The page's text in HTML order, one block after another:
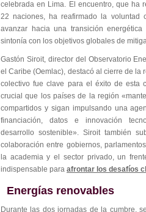
celebrada en Lima. El encuentro, que ha
22 naciones, ha reafirmado la voluntad
avanzar hacia una transición
sintonía con los objetivos globales de
Gastón Siroit, director del Observatorio
el Caribe (Oemlac), destacó al cierre de la
colectivo fue clave para el éxito de esta
crucial que los países de la región
compartidos y sigan impulsando una
financiación, datos e innovación
desarrollo sostenible». Siroit también
colaboración entre gobiernos,
la academia y el sector privado, un
indispensable para afrontar los desafíos
Energías renovables
Durante las dos jornadas de la cumbre,